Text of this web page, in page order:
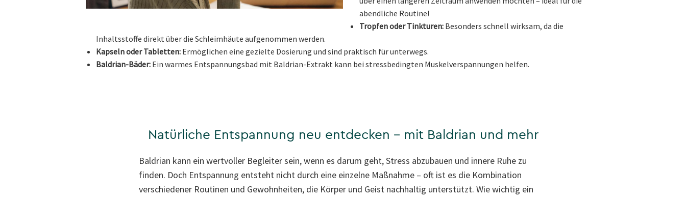
abendliche Routine!
Tropfen oder Tinkturen:Besonders schnell wirksam, da die
Inhaltsstoffe direkt über die Schleimhäute aufgenommen werden.
Kapseln oder Tabletten:Ermöglichen eine gezielte Dosierung und sind praktisch für unterwegs.
Baldrian-Bäder:Ein warmes Entspannungsbad mit Baldrian-Extrakt kann bei stressbedingten Muskelverspannungen helfen.
Natürliche Entspannung neu entdecken – mit Baldrian und mehr
Baldrian kann ein wertvoller Begleiter sein, wenn es darum geht, Stress abzubauen und innere Ruhe zu
finden. Doch Entspannung entsteht nicht durch eine einzelne Maßnahme – oft ist es die Kombination
verschiedener Routinen und Gewohnheiten, die Körper und Geist nachhaltig unterstützt. Wie wichtig ein